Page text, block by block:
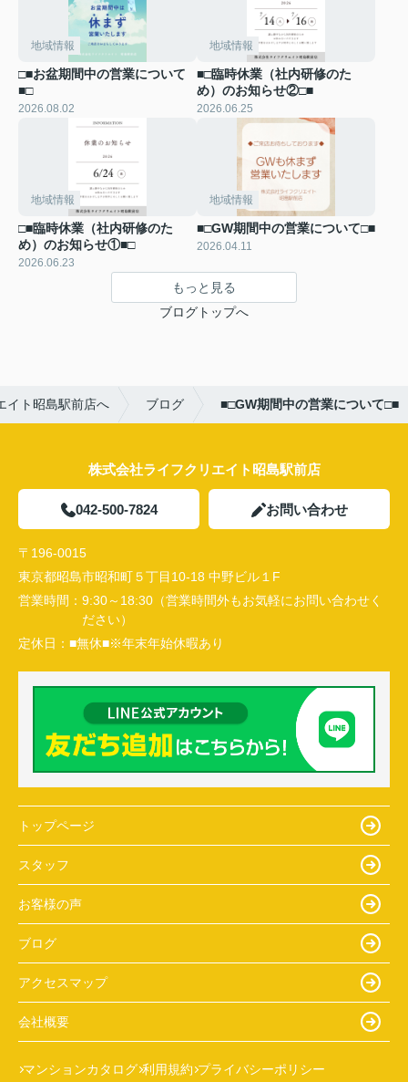
地域情報
□■お盆期間中の営業について
■□
2026.08.02
地域情報
■□臨時休業（社内研修のた
め）のお知らせ②□■
2026.06.25
地域情報
□■臨時休業（社内研修のた
め）のお知らせ①■□
2026.06.23
地域情報
■□GW期間中の営業について□■
2026.04.11
もっと見る
ブログトップへ
イト昭島駅前店へ ブログ ■□GW期間中の営業について□■
株式会社ライフクリエイト昭島駅前店
042-500-7824 お問い合わせ
〒196-0015
東京都昭島市昭和町５丁目10-18 中野ビル１F
営業時間： 9:30～18:30（営業時間外もお気軽にお問い合わせく
ださい）
定休日： ■無休■※年末年始休暇あり
トップページ
スタッフ
お客様の声
ブログ
アクセスマップ
会社概要
マンションカタログ 利用規約 プライバシーポリシー